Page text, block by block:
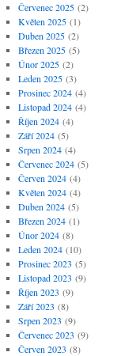
Červenec 2025(2)
Květen 2025(1)
Duben 2025(2)
Březen 2025(5)
Únor 2025(2)
Leden 2025(3)
Prosinec 2024(4)
Listopad 2024(4)
Říjen 2024(4)
Září 2024(5)
Srpen 2024(4)
Červenec 2024(5)
Červen 2024(4)
Květen 2024(4)
Duben 2024(5)
Březen 2024(1)
Únor 2024(8)
Leden 2024(10)
Prosinec 2023 (5)
Listopad 2023 (9)
Říjen 2023 (9)
Září 2023 (8)
Srpen 2023 (9)
Červenec 2023 (9)
Červen 2023 (8)